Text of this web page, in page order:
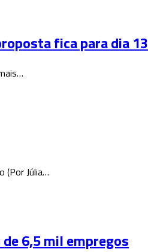
fica para dia 13
(Por Júlia…
6,5 mil empregos